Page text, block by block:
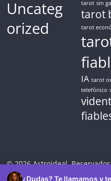
Uncateg
orized
tarot sin
tarot
tarot
IA tarot
telefónico
© 2026 Astroideal.
¿Dudas? Te llamamos y